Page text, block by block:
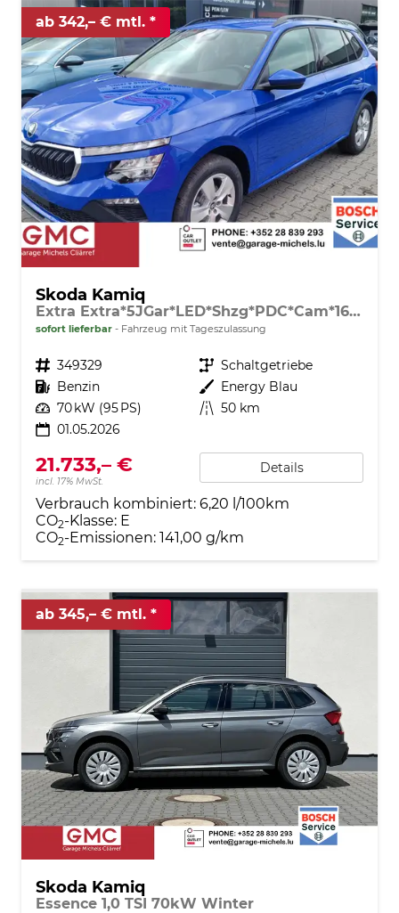
ab 342,– € mtl.
Skoda Kamiq
Extra Extra*5JGar*LED*Shzg*PDC*Cam*16Zoll*ACA*
sofort lieferbar Fahrzeug mit Tageszulassung
Fahrzeugnr. 349329 Getriebe Schaltgetriebe
Kraftstoff Benzin Außenfarbe Energy Blau
Leistung 70 kW (95 PS) Kilometerstand 50 km
01.05.2026
21.733,– €
incl. 17% MwSt.
Details
Verbrauch kombiniert: 6,20 l/100km
CO2-Klasse: E
CO2-Emissionen: 141,00 g/km
ab 345,– € mtl.
Skoda Kamiq
Essence 1,0 TSI 70kW Winter